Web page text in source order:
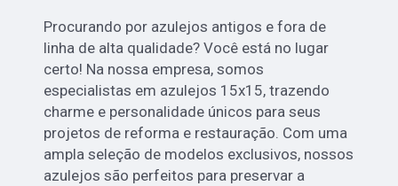
Procurando por azulejos antigos e fora de
linha de alta qualidade? Você está no lugar
certo! Na nossa empresa, somos
especialistas em azulejos 15x15, trazendo
charme e personalidade únicos para seus
projetos de reforma e restauração. Com uma
ampla seleção de modelos exclusivos, nossos
azulejos são perfeitos para preservar a